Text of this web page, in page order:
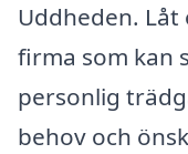
Uddheden.
firma som kan
personlig
behov och